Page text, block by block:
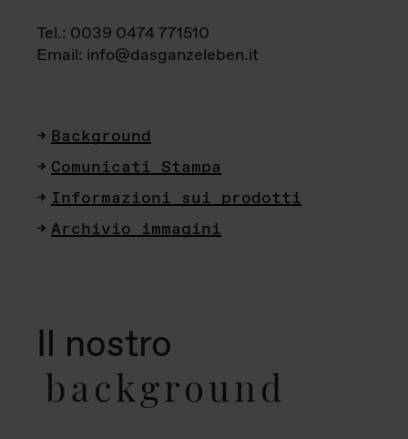
Tel.: 0039 0474 771510
Email: info@dasganzeleben.it
Background
Comunicati Stampa
Informazioni sui prodotti
Archivio immagini
Il nostro
background